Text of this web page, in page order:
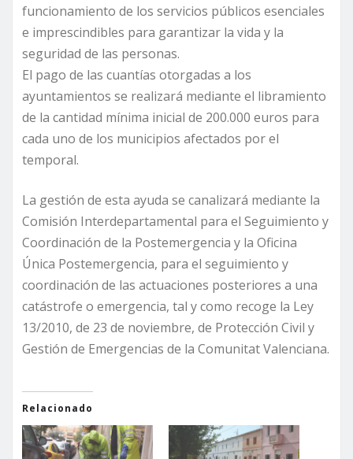
funcionamiento de los servicios públicos esenciales
e imprescindibles para garantizar la vida y la
seguridad de las personas.
El pago de las cuantías otorgadas a los
ayuntamientos se realizará mediante el libramiento
de la cantidad mínima inicial de 200.000 euros para
cada uno de los municipios afectados por el
temporal.
La gestión de esta ayuda se canalizará mediante la
Comisión Interdepartamental para el Seguimiento y
Coordinación de la Postemergencia y la Oficina
Única Postemergencia, para el seguimiento y
coordinación de las actuaciones posteriores a una
catástrofe o emergencia, tal y como recoge la Ley
13/2010, de 23 de noviembre, de Protección Civil y
Gestión de Emergencias de la Comunitat Valenciana.
Relacionado